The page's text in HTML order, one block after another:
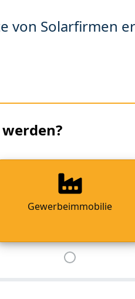
von Solarfirmen
Gewerbeimmobilie